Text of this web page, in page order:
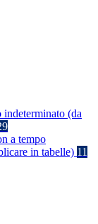
indeterminato (da
a tempo
in tabelle) 11